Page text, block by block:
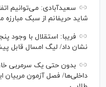
سعیدآبادی: می‌توانیم
شاید حریفانم از سبک
فریبا: استقلال با وجود
نشان داد/ لیگ امسال قابل
بدون حتی یک سرمربی
داخلی‌ها/ فصل آزمون مربیان